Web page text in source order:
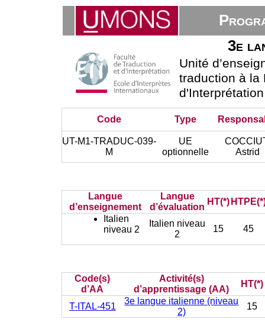
3e
Unité
traduction à la
Code Type
UT-M1-TRADUC-039-
M
UE
optionnelle
Astrid
Langue
d’enseignement
Langue
d’évaluation
HT(*)
Italien
niveau 2
Italien niveau
2
15 45
Code(s)
d’AA
Activité(s)
d’apprentissage (AA)
HT(*)
T-ITAL-451
3e langue italienne (niveau
2)
15